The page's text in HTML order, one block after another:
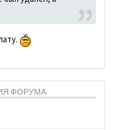
ФОРУМА